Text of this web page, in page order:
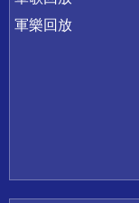
軍樂回放